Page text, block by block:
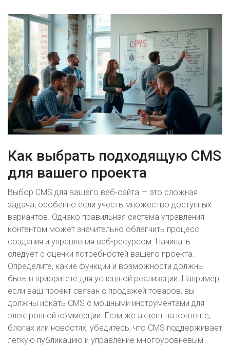
Как выбрать подходящую CMS
для вашего проекта
Выбор CMS для вашего веб-сайта — это сложная
задача, особенно если учесть множество доступных
вариантов. Однако правильная система управления
контентом может значительно облегчить процесс
создания и управления веб-ресурсом. Начинать
следует с оценки потребностей вашего проекта.
Определите, какие функции и возможности должны
быть в приоритете для успешной реализации. Например,
если ваш проект связан с продажей товаров, вы
должны искать CMS с мощными инструментами для
электронной коммерции. Если же акцент на контенте,
блогах или новостях, убедитесь, что CMS поддерживает
легкую публикацию и управление многоуровневым